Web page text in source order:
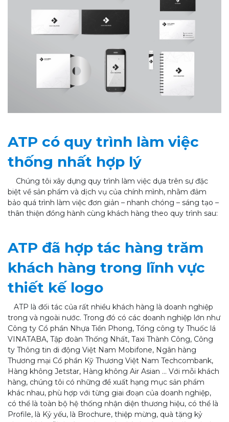
ATP có quy trình làm việc
thống nhất hợp lý
Chúng tôi xây dựng quy trình làm việc dựa trên sự đặc
biệt về sản phẩm và dịch vụ của chính mình, nhằm đảm
bảo quá trình làm việc đơn giản – nhanh chóng – sáng tạo –
thân thiện đồng hành cùng khách hàng theo quy trình sau:
ATP đã hợp tác hàng trăm
khách hàng trong lĩnh vực
thiết kế logo
ATP là đối tác của rất nhiều khách hàng là doanh nghiệp
trong và ngoài nước. Trong đó có các doanh nghiệp lớn như
Công ty Cổ phần Nhựa Tiền Phong, Tổng công ty Thuốc lá
VINATABA, Tập đoàn Thống Nhất, Taxi Thành Công, Công
ty Thông tin di động Việt Nam Mobifone, Ngân hàng
Thương mại Cổ phần Kỹ Thương Việt Nam Techcombank,
Hàng không Jetstar, Hàng không Air Asian … Với mỗi khách
hàng, chúng tôi có những đề xuất hạng mục sản phẩm
khác nhau, phù hợp với từng giai đoạn của doanh nghiệp,
có thể là toàn bộ hệ thống nhận diện thương hiệu, có thể là
Profile, là Kỷ yếu, là Brochure, thiệp mừng, quà tặng kỷ